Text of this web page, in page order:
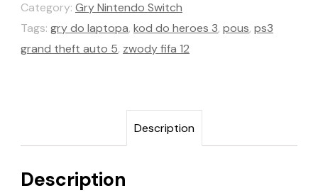
Category: Gry Nintendo Switch
Tags: gry do laptopa, kod do heroes 3, pous, ps3
grand theft auto 5, zwody fifa 12
Description
Description